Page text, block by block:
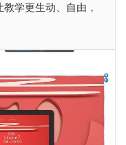
学更生动、自由，